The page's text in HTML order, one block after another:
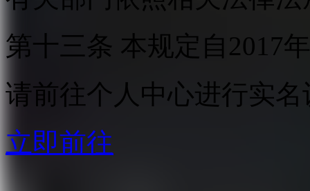
第十三条 本规定自2017
请前往个人中心进行实名
立即前往